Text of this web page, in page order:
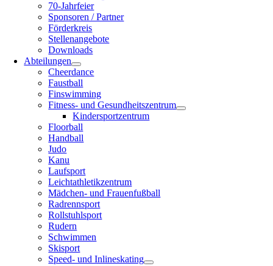
70-Jahrfeier
Sponsoren / Partner
Förderkreis
Stellenangebote
Downloads
Abteilungen
Cheerdance
Faustball
Finswimming
Fitness- und Gesundheitszentrum
Kindersportzentrum
Floorball
Handball
Judo
Kanu
Laufsport
Leichtathletikzentrum
Mädchen- und Frauenfußball
Radrennsport
Rollstuhlsport
Rudern
Schwimmen
Skisport
Speed- und Inlineskating